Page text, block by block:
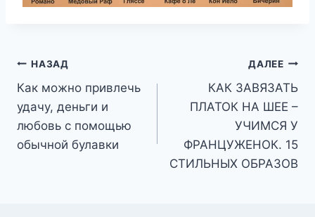
Навигация
по
записям
НАЗАД
Как можно привлечь
удачу, деньги и
любовь с помощью
обычной булавки
ДАЛЕЕ
КАК ЗАВЯЗАТЬ
ПЛАТОК НА ШЕЕ –
УЧИМСЯ У
ФРАНЦУЖЕНОК. 15
СТИЛЬНЫХ ОБРАЗОВ